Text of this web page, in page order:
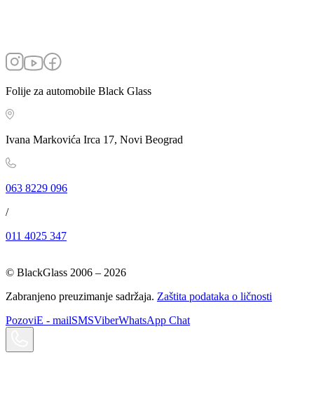
Folije za automobile Black Glass
Ivana Markovića Irca 17, Novi Beograd
063 8229 096
/
011 4025 347
© BlackGlass 2006 – 2026
Zabranjeno preuzimanje sadržaja. Zaštita podataka o ličnosti
PozoviE - mailSMSViberWhatsApp Chat